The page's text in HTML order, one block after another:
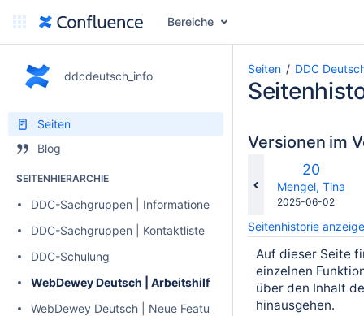
Bereiche
ddcdeutsch_info
Seiten
Blog
SEITENHIERARCHIE
DDC-Sachgruppen | Informationen zu Änderungen und
DDC-Sachgruppen | Kontaktliste
DDC-Schulung
WebDewey Deutsch | Arbeitshilfen
WebDewey Deutsch | Neue Features
Seiten DDC
Versionen im
Alte
Version
20
Mengel, Tina
Gespeichert
2025-06-02
Seitenhistorie
Auf dieser Seite
einzelnen
über den Inhalt
hinausgehen.